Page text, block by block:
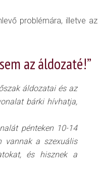
problémára, illetve az
az áldozaté!”
áldozatai és az
bárki hívhatja,
pénteken 10-14
vannak a szexuális
és hisznek a